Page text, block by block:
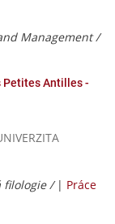
Management /
Petites Antilles -
filologie / | Práce